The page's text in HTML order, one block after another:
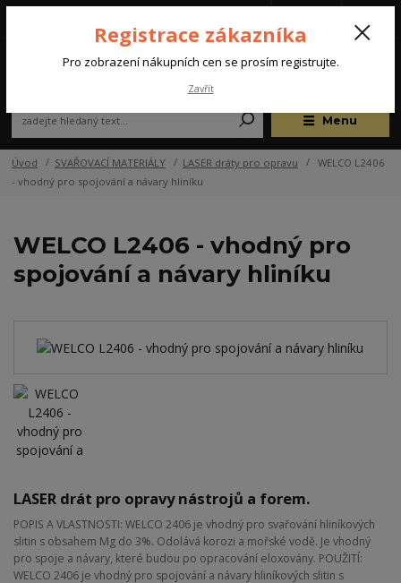
Menu
(Po-Pá, 07:00-15:30 hod.)
Úvod SVAŘOVACÍ MATERIÁLY LASER dráty pro opravu
WELCO L2406
- vhodný pro spojování a návary hliníku
WELCO L2406 - vhodný pro
spojování a návary hliníku
LASER drát pro opravy nástrojů a forem.
POPIS A VLASTNOSTI: WELCO 2406 je vhodný pro svařování hliníkových
slitin s obsahem Mg do 3%. Odolává korozi a mořské vodě. Je vhodný
pro spoje a návary, které budou po opracování eloxovány. POUŽITÍ:
WELCO 2406 je vhodný pro spojování a návary hliníkových slitin s
Registrace zákazníka
Pro zobrazení nákupních cen se prosím registrujte.
Zavřít